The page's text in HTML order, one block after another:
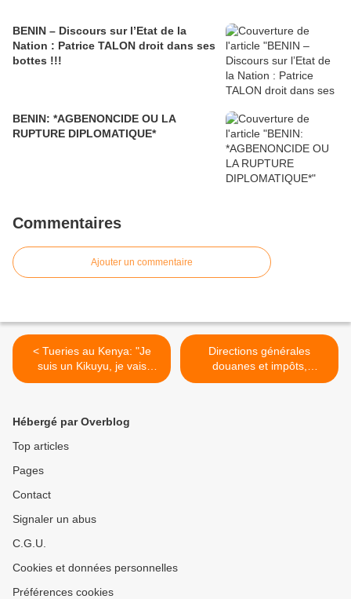
BENIN – Discours sur l’Etat de la
Nation : Patrice TALON droit dans ses
bottes !!!
BENIN: *AGBENONCIDE OU LA
RUPTURE DIPLOMATIQUE*
Commentaires
Ajouter un commentaire
< Tueries au Kenya: "Je
suis un Kikuyu, je vais
mourir"
Directions générales
douanes et impôts,
secrétariat général du
Hébergé par Overblog
Top articles
Pages
Contact
Signaler un abus
C.G.U.
Cookies et données personnelles
Préférences cookies